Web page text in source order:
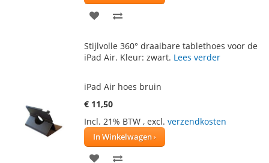
VOEG
AAN
TE
Stijlvolle 360° draaibare tablethoes voor de
iPad Air. Kleur: zwart. Lees verder
iPad Air hoes bruin
€ 11,50
Incl. 21% BTW , excl. verzendkosten
In Winkelwagen
VOEG